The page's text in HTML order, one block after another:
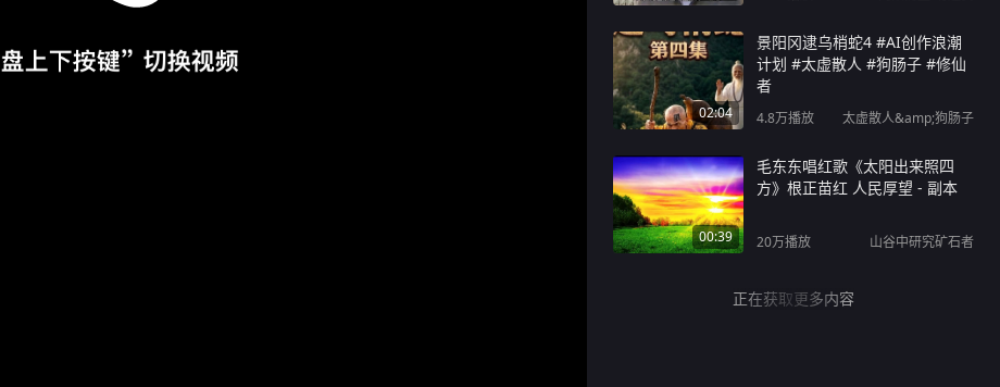
02:04
景阳冈逮乌梢蛇4 #AI创作浪潮
计划 #太虚散人 #狗肠子 #修仙
者
4.8万播放 太虚散人&amp;狗肠子
00:39
毛东东唱红歌《太阳出来照四
方》根正苗红 人民厚望 - 副本
20万播放 山谷中研究矿石者
正在获取更多内容